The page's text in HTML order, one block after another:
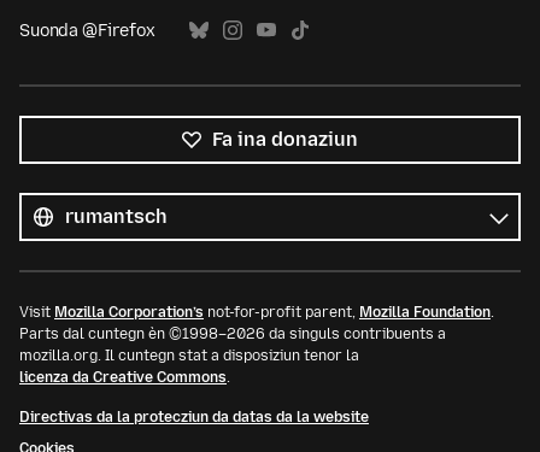
Suonda @Firefox
Fa ina donaziun
las
linguas
Lingua
Visit Mozilla Corporation’s not-for-profit parent, Mozilla Foundation.
Parts dal cuntegn èn ©1998–2026 da singuls contribuents a
mozilla.org. Il cuntegn stat a disposiziun tenor la
licenza da Creative Commons.
Directivas da la protecziun da datas da la website